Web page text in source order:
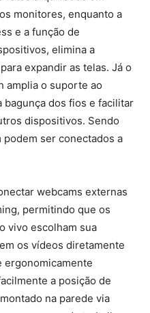
monitores, enquanto a
e a função de
elimina a
expandir as telas. Já o
amplia o suporte ao
bagunça dos fios e facilitar
dispositivos. Sendo
ser conectados a
webcams externas
permitindo que os
vivo escolham sua
os vídeos diretamente
ergonomicamente
a posição de
na parede via